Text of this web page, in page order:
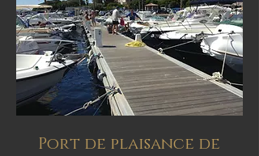
Port de plaisance de